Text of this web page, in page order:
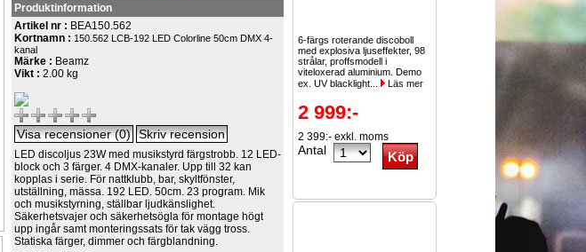
Produktinformation
Artikel nr : BEA150.562
Kortnamn :150.562 LCB-192 LED Colorline 50cm DMX 4-
kanal
Märke : Beamz
Vikt :2.00 kg
LED discoljus 23W med musikstyrd färgstrobb. 12 LED-
block och 3 färger. 4 DMX-kanaler. Upp till 32 kan
kopplas i serie. För nattklubb, bar, skyltfönster,
utställning, mässa. 192 LED. 50cm. 23 program. Mik
och musikstyrning, ställbar ljudkänslighet.
Säkerhetsvajer och säkerhetsögla för montage högt
upp ingår samt monteringssats för tak vägg tross.
Statiska färger, dimmer och färgblandning.
6-färgs roterande discoboll
med explosiva ljuseffekter, 98
strålar, proffsmodell i
viteloxerad aluminium. Demo
ex. UV blacklight...
Läs mer
2 999:-
2 399:- exkl. moms
Antal